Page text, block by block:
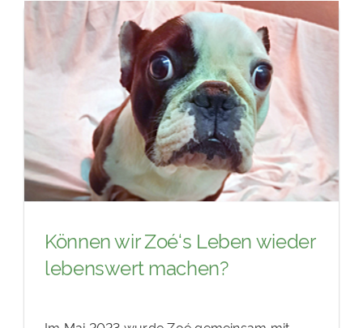
Können wir Zoé‘s Leben wieder
lebenswert machen?